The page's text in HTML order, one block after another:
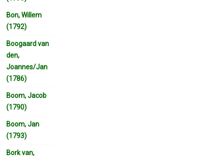
Bon, Willem
(1792)
Boogaard van
den,
Joannes/Jan
(1786)
Boom, Jacob
(1790)
Boom, Jan
(1793)
Bork van,